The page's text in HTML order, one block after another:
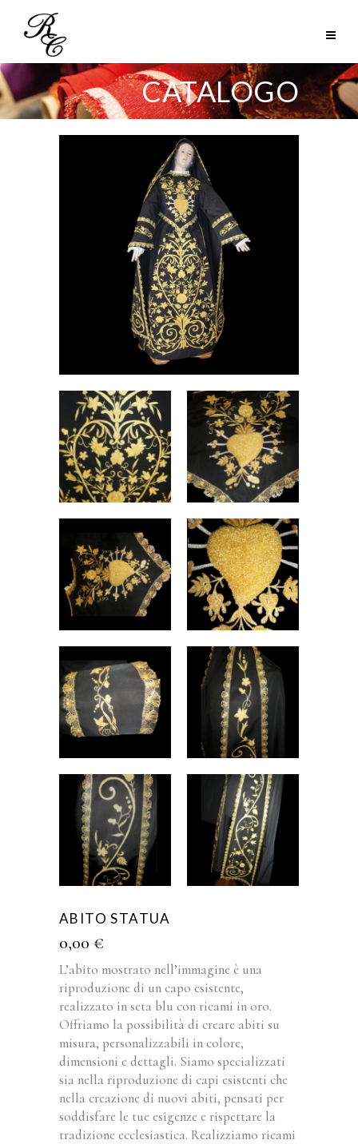
CATALOGO
ABITO STATUA
0,00 €
L’abito mostrato nell’immagine è una
riproduzione di un capo esistente,
realizzato in seta blu con ricami in oro.
Offriamo la possibilità di creare abiti su
misura, personalizzabili in colore,
dimensioni e dettagli. Siamo specializzati
sia nella riproduzione di capi esistenti che
nella creazione di nuovi abiti, pensati per
soddisfare le tue esigenze e rispettare la
tradizione ecclesiastica. Realizziamo ricami